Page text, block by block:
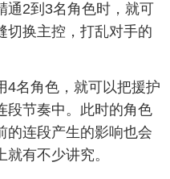
2到3名角色时，就可
切换主控，打乱对手的
角色，就可以把援护
段节奏中。此时的角色
的连段产生的影响也会
有不少讲究。